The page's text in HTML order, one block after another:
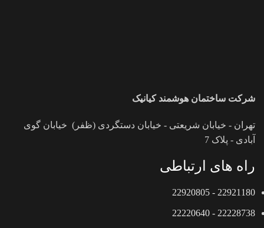
شرکت ساختمان هوشمند کیانیک
تهران - خیابان شریعتی - خیابان دستگردی (ظفر) خیابان گوی
آبادی - پلاک 7
راه های ارتباطی
22921180 - 22920805
22228738 - 22220640